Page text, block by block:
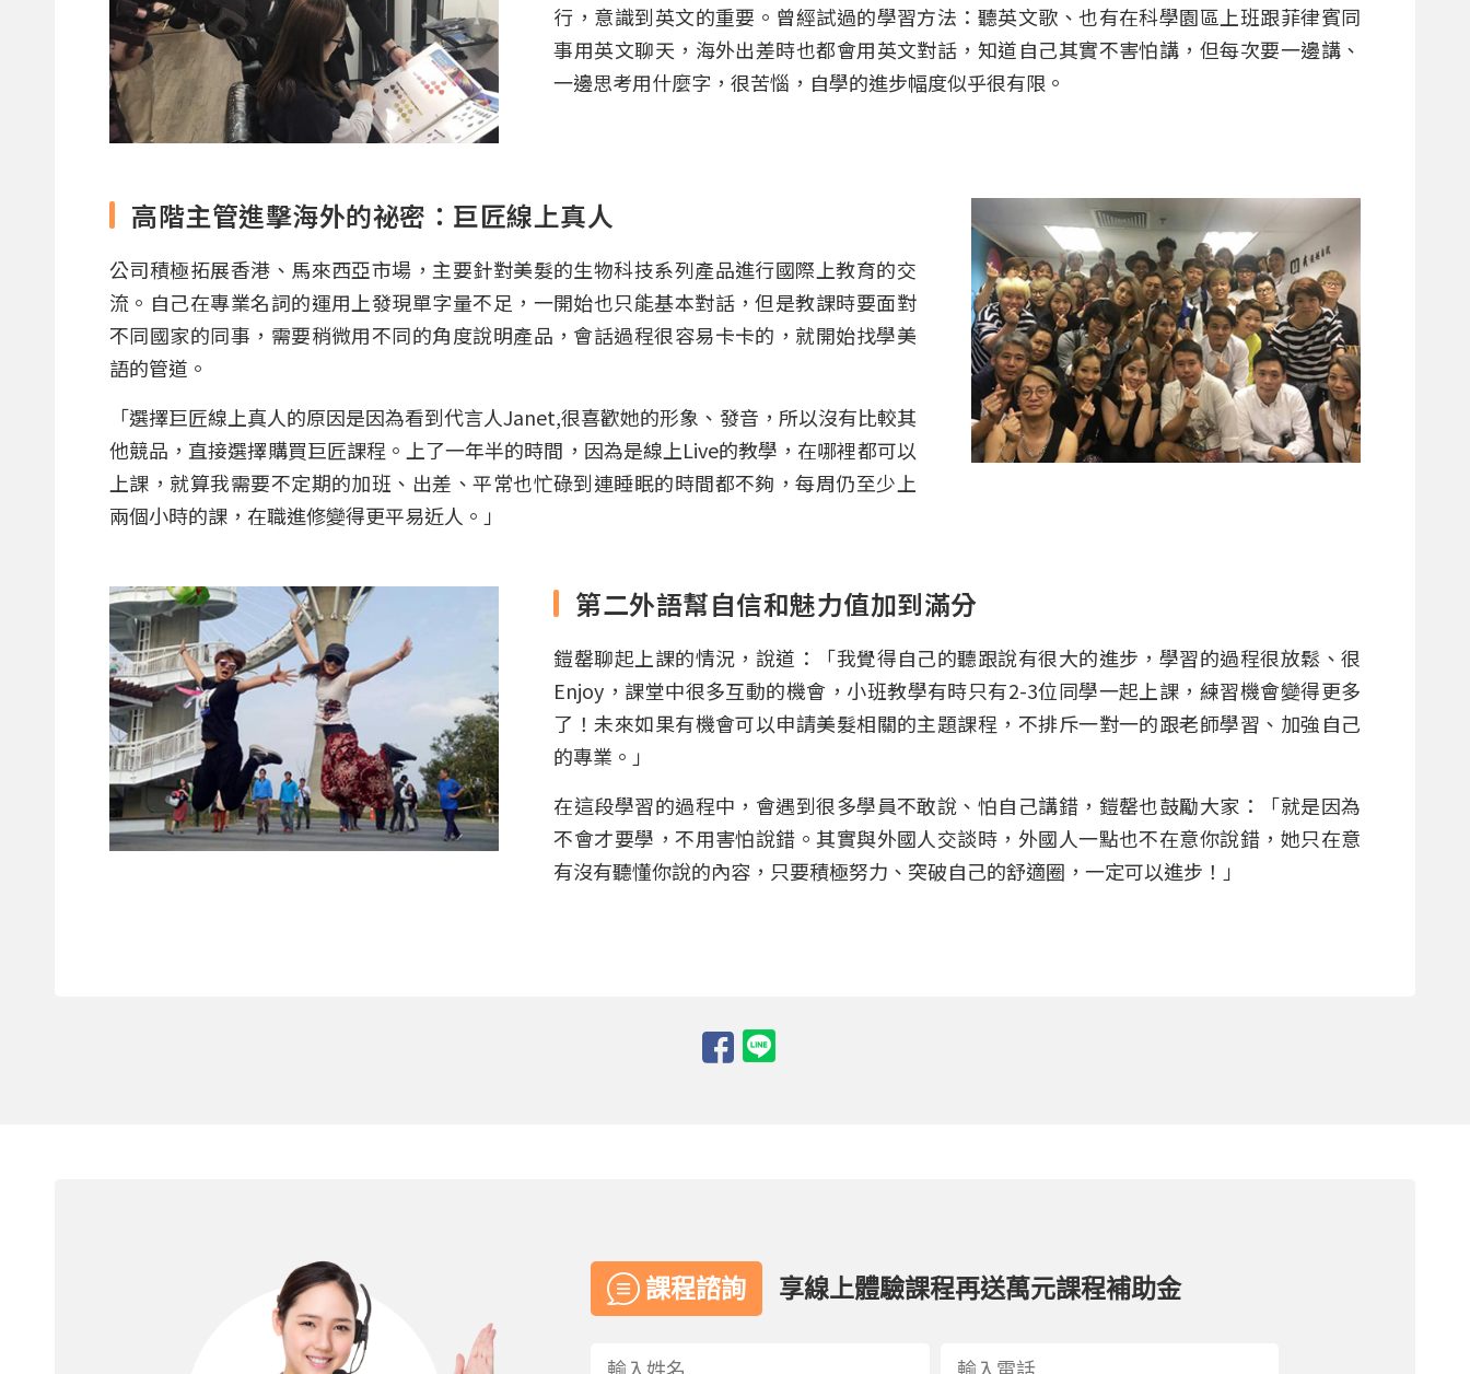
行，意識到英文的重要。曾經試過的學習方法：聽英文歌、也有在科學園區上班跟菲律賓同
事用英文聊天，海外出差時也都會用英文對話，知道自己其實不害怕講，但每次要一邊講、
一邊思考用什麼字，很苦惱，自學的進步幅度似乎很有限。
高階主管進擊海外的祕密：巨匠線上真人
公司積極拓展香港、馬來西亞市場，主要針對美髮的生物科技系列產品進行國際上教育的交
流。自己在專業名詞的運用上發現單字量不足，一開始也只能基本對話，但是教課時要面對
不同國家的同事，需要稍微用不同的角度說明產品，會話過程很容易卡卡的，就開始找學美
語的管道。
「選擇巨匠線上真人的原因是因為看到代言人Janet,很喜歡她的形象、發音，所以沒有比較其
他競品，直接選擇購買巨匠課程。上了一年半的時間，因為是線上Live的教學，在哪裡都可以
上課，就算我需要不定期的加班、出差、平常也忙碌到連睡眠的時間都不夠，每周仍至少上
兩個小時的課，在職進修變得更平易近人。」
第二外語幫自信和魅力值加到滿分
鎧罄聊起上課的情況，說道：「我覺得自己的聽跟說有很大的進步，學習的過程很放鬆、很
Enjoy，課堂中很多互動的機會，小班教學有時只有2-3位同學一起上課，練習機會變得更多
了！未來如果有機會可以申請美髮相關的主題課程，不排斥一對一的跟老師學習、加強自己
的專業。」
在這段學習的過程中，會遇到很多學員不敢說、怕自己講錯，鎧罄也鼓勵大家：「就是因為
不會才要學，不用害怕說錯。其實與外國人交談時，外國人一點也不在意你說錯，她只在意
有沒有聽懂你說的內容，只要積極努力、突破自己的舒適圈，一定可以進步！」
課程諮詢 享線上體驗課程再送萬元課程補助金